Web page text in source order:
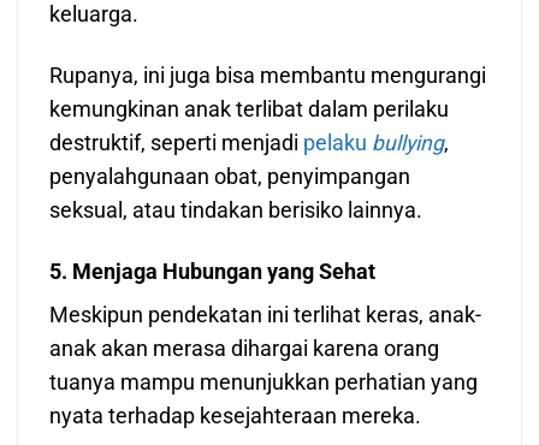
keluarga.
Rupanya, ini juga bisa membantu mengurangi
kemungkinan anak terlibat dalam perilaku
destruktif, seperti menjadi pelaku bullying,
penyalahgunaan obat, penyimpangan
seksual, atau tindakan berisiko lainnya.
5. Menjaga Hubungan yang Sehat
Meskipun pendekatan ini terlihat keras, anak-
anak akan merasa dihargai karena orang
tuanya mampu menunjukkan perhatian yang
nyata terhadap kesejahteraan mereka.